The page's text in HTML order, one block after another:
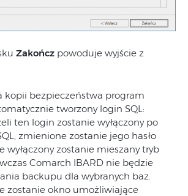
Zakończ powoduje wyjście z
kopii bezpieczeństwa program
tworzony login SQL:
ten login zostanie wyłączony po
zmienione zostanie jego hasło
wyłączony zostanie mieszany tryb
Comarch IBARD nie będzie
backupu dla wybranych baz.
zostanie okno umożliwiające